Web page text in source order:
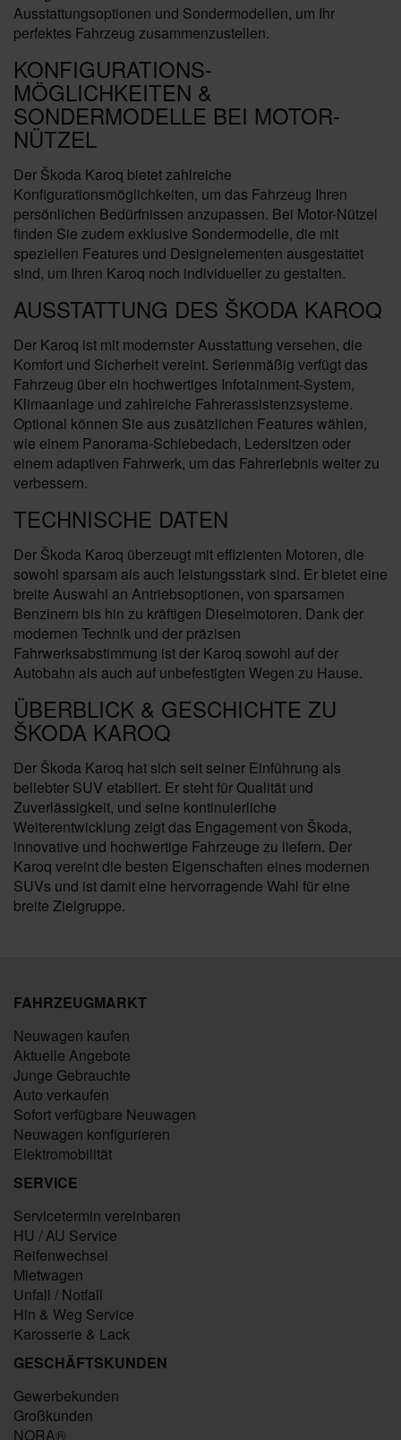
Ausstattungsoptionen und Sondermodellen, um Ihr
perfektes Fahrzeug zusammenzustellen.
KONFIGURATIONS-
MÖGLICHKEITEN &
SONDERMODELLE BEI MOTOR-
NÜTZEL
Der Škoda Karoq bietet zahlreiche
Konfigurationsmöglichkeiten, um das Fahrzeug Ihren
persönlichen Bedürfnissen anzupassen. Bei Motor-Nützel
finden Sie zudem exklusive Sondermodelle, die mit
speziellen Features und Designelementen ausgestattet
sind, um Ihren Karoq noch individueller zu gestalten.
AUSSTATTUNG DES ŠKODA KAROQ
Der Karoq ist mit modernster Ausstattung versehen, die
Komfort und Sicherheit vereint. Serienmäßig verfügt das
Fahrzeug über ein hochwertiges Infotainment-System,
Klimaanlage und zahlreiche Fahrerassistenzsysteme.
Optional können Sie aus zusätzlichen Features wählen,
wie einem Panorama-Schiebedach, Ledersitzen oder
einem adaptiven Fahrwerk, um das Fahrerlebnis weiter zu
verbessern.
TECHNISCHE DATEN
Der Škoda Karoq überzeugt mit effizienten Motoren, die
sowohl sparsam als auch leistungsstark sind. Er bietet eine
breite Auswahl an Antriebsoptionen, von sparsamen
Benzinern bis hin zu kräftigen Dieselmotoren. Dank der
modernen Technik und der präzisen
Fahrwerksabstimmung ist der Karoq sowohl auf der
Autobahn als auch auf unbefestigten Wegen zu Hause.
ÜBERBLICK & GESCHICHTE ZU
ŠKODA KAROQ
Der Škoda Karoq hat sich seit seiner Einführung als
beliebter SUV etabliert. Er steht für Qualität und
Zuverlässigkeit, und seine kontinuierliche
Weiterentwicklung zeigt das Engagement von Škoda,
innovative und hochwertige Fahrzeuge zu liefern. Der
Karoq vereint die besten Eigenschaften eines modernen
SUVs und ist damit eine hervorragende Wahl für eine
breite Zielgruppe.
FAHRZEUGMARKT
Neuwagen kaufen
Aktuelle Angebote
Junge Gebrauchte
Auto verkaufen
Sofort verfügbare Neuwagen
Neuwagen konfigurieren
Elektromobilität
SERVICE
Servicetermin vereinbaren
HU / AU Service
Reifenwechsel
Mietwagen
Unfall / Notfall
Hin & Weg Service
Karosserie & Lack
GESCHÄFTSKUNDEN
Gewerbekunden
Großkunden
NORA®